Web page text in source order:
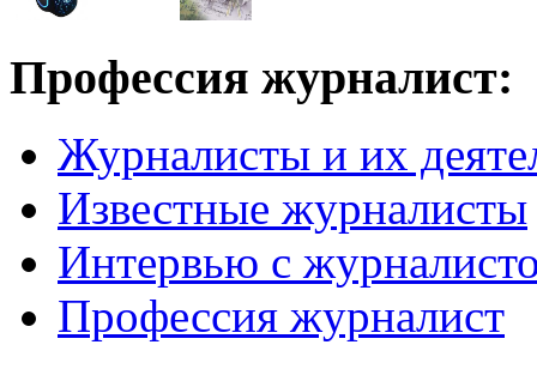
Профессия журналист:
Журналисты и их
Известные журналисты
Интервью с
Профессия журналист